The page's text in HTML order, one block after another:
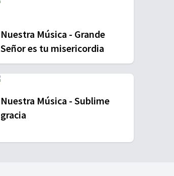
Nuestra Música - Grande
Señor es tu misericordia
Nuestra Música - Sublime
gracia